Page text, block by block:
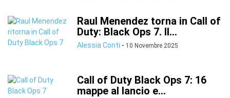
Raul Menendez torna in Call of
Duty: Black Ops 7. Il...
Alessia Conti - 10 Novembre 2025
Call of Duty Black Ops 7: 16
mappe al lancio e...